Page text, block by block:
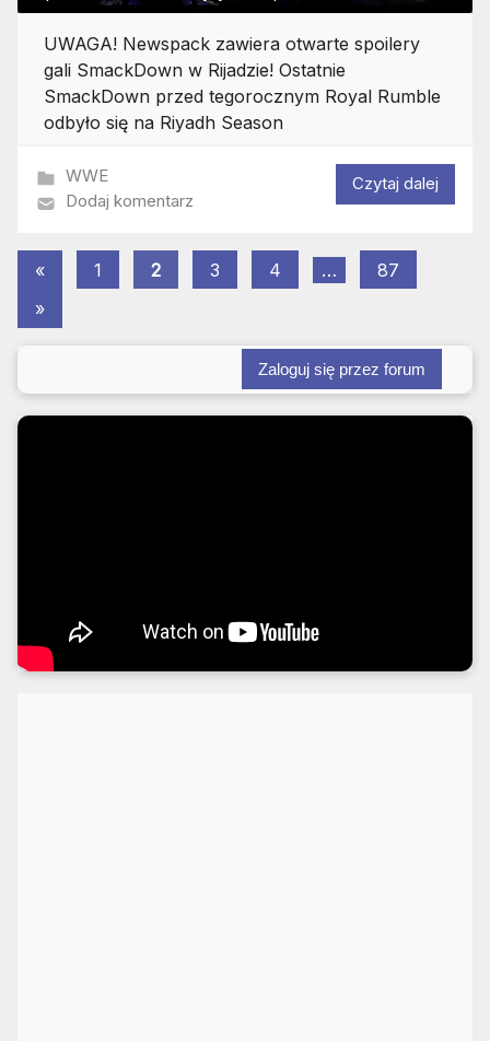
UWAGA! Newspack zawiera otwarte spoilery
gali SmackDown w Rijadzie! Ostatnie
SmackDown przed tegorocznym Royal Rumble
odbyło się na Riyadh Season
WWE
Dodaj komentarz
Czytaj dalej
Stronicowanie
wpisów
«Poprzednie
wpisy
1 2 3 4 …
87
Następne
wpisy
»
Zaloguj się przez forum